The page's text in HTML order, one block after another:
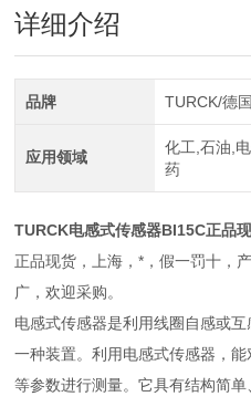
详细介绍
品牌 TURCK/德
应用领域
化工,石油,
药
TURCK电感式传感器BI15C正品
正品现货，上海，*，假一罚十，
广，欢迎采购。
电感式传感器是利用线圈自感或
一种装置。利用电感式传感器，
等参数进行测量。它具有结构简